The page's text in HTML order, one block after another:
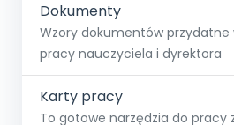
Dokumenty
Wzory dokumentów przydatne
pracy nauczyciela i dyrektora
Karty pracy
To gotowe narzędzia do pracy